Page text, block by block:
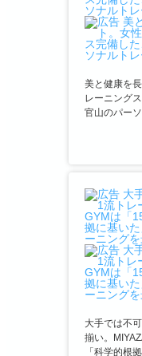
美と健康を
レーニング
官山のパー
大手では不
揃い。
「科学的根